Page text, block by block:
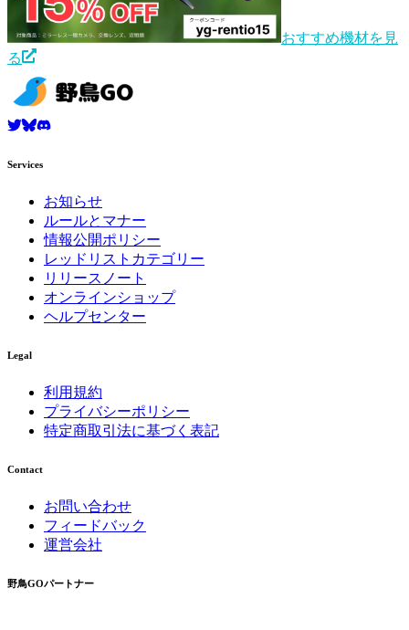
おすすめ機材を見
る
Services
お知らせ
ルールとマナー
情報公開ポリシー
レッドリストカテゴリー
リリースノート
オンラインショップ
ヘルプセンター
Legal
利用規約
プライバシーポリシー
特定商取引法に基づく表記
Contact
お問い合わせ
フィードバック
運営会社
野鳥GOパートナー